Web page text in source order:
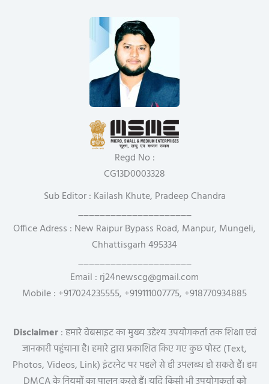
Regd No :
CG13D0003328
Sub Editor : Kailash Khute, Pradeep Chandra
_____________________
Office Adress : New Raipur Bypass Road, Manpur, Mungeli,
Chhattisgarh 495334
_____________________
Email : rj24newscg@gmail.com
Mobile : +917024235555, +919111007775, +918770934885
Disclaimer: हमारे वेबसाइट का मुख्य उद्देश्य उपयोगकर्ता तक शिक्षा एवं
जानकारी पहुंचाना है। हमारे द्वारा प्रकाशित किए गए कुछ पोस्ट (Text,
Photos, Videos, Link) इंटरनेट पर पहले से ही उपलब्ध हो सकते हैं। हम